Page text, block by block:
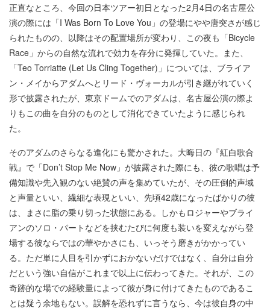
正直なところ、今回の日本ツアー初日となった2月4日の名古屋公
演の際には「I Was Born To Love You」の登場にやや唐突さが感じ
られたものの、以降はその配置場所が変わり、この夜も「Bicycle
Race」からの自然な流れで効力を存分に発揮していた。また、
「Teo Torriatte (Let Us Cling Together)」については、ブライア
ン・メイからアダムへとリード・ヴォーカルが引き継がれていく
形で披露されたが、東京ドームでのアダムは、名古屋公演の際よ
りもこの曲を自分のものとして消化できていたように感じられ
た。
そのアダムのさらなる進化にも驚かされた。大晦日の『紅白歌合
戦』で「Don’t Stop Me Now」が披露された際にも、彼の歌唱は予
備知識や先入観のない絶賛の声を集めていたが、その圧倒的声域
と声量といい、繊細な表現といい、先頃42歳になったばかりの彼
は、まさに脂の乗り切った状態にある。しかもロジャーやブライ
アンのソロ・パートなどを挟むたびに何度も装いを変えながら登
場する彼ならではの華やかさにも、いっそう磨きがかかってい
る。ただ単に人目を引かずにおかないだけではなく、自分は自分
だという強い自信がこれまで以上に伝わってきた。それが、この
奇跡的な場での経験量によって彼が身に付けてきたものであるこ
とは疑う余地もない。誤解を恐れずに言うなら、今は彼自身の中